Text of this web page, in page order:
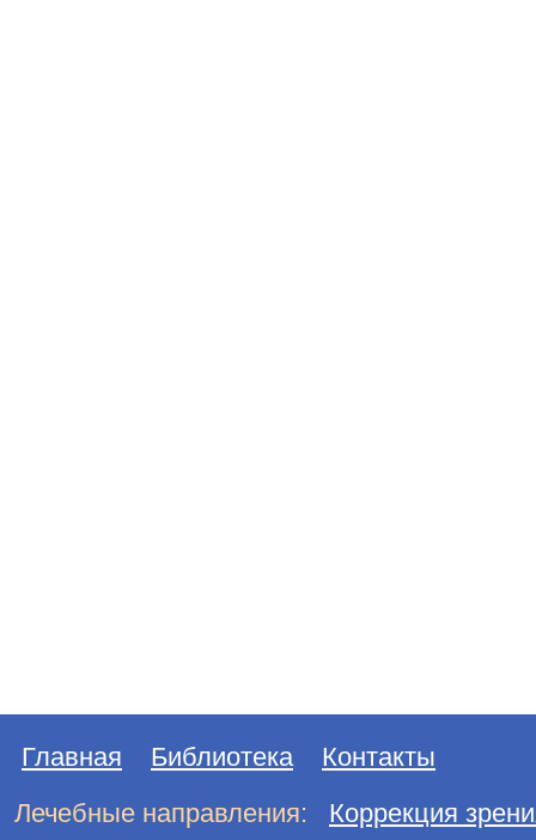
Главная Библиотека
Контакты
Лечебные направления:
Коррекция